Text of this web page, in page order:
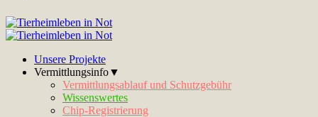
Unsere Projekte
Vermittlungsinfo▼
Vermittlungsablauf und Schutzgebühr
Wissenswertes
Chip-Registrierung